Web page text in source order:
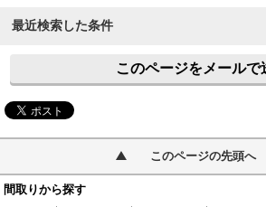
最近検索した条件
このページをメールで
このページの先頭へ
間取りから探す